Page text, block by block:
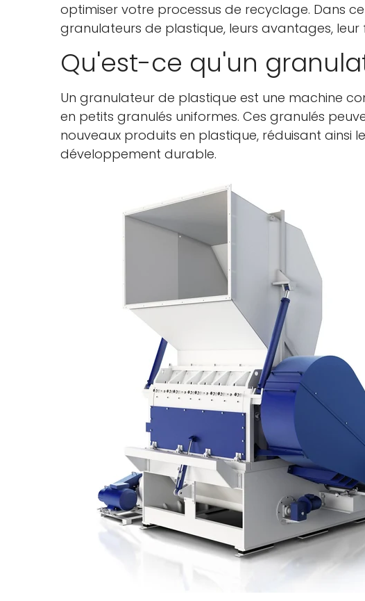
optimiser votre processus de recyclage. Dans
granulateurs de plastique, leurs avantages,
Qu'est-ce qu'un
Un granulateur de plastique est une machine
en petits granulés uniformes. Ces granulés
nouveaux produits en plastique, réduisant ainsi
développement durable.